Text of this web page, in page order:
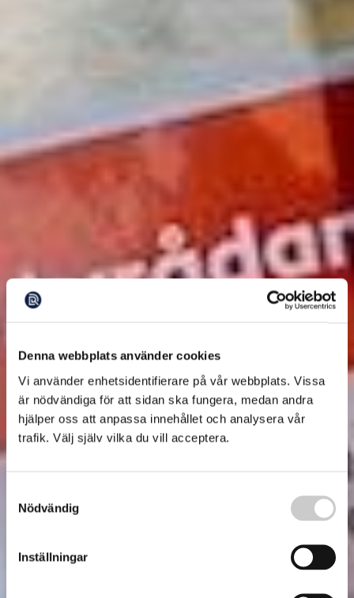
Denna webbplats använder cookies
Vi använder enhetsidentifierare på vår webbplats. Vissa
är nödvändiga för att sidan ska fungera, medan andra
hjälper oss att anpassa innehållet och analysera vår
trafik. Välj själv vilka du vill acceptera.
Nödvändig
Inställningar